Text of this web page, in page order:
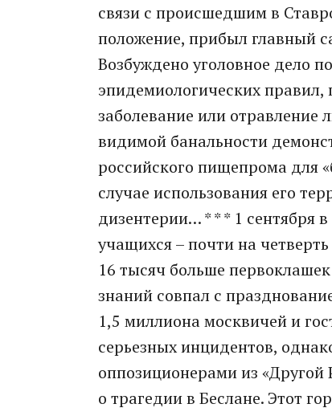
связи с происшедшим в
положение, прибыл главный
Возбуждено уголовное дело
эпидемиологических правил,
заболевание или отравление
видимой банальности
российского пищепрома для
случае использования его
дизентерии… * * * 1 сентября
учащихся – почти на
16 тысяч больше
знаний совпал с
1,5 миллиона москвичей и
серьезных инцидентов,
оппозиционерами из
о трагедии в Беслане. Этот